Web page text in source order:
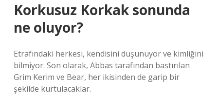
Korkusuz Korkak sonunda
ne oluyor?
Etrafındaki herkesi, kendisini düşünüyor ve kimliğini
bilmiyor. Son olarak, Abbas tarafından bastırılan
Grim Kerim ve Bear, her ikisinden de garip bir
şekilde kurtulacaklar.